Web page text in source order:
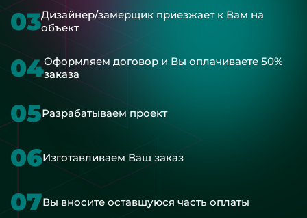
03Дизайнер/замерщик приезжает к Вам на
объект
04Оформляем договор и Вы оплачиваете 50%
заказа
05Разрабатываем проект
06Изготавливаем Ваш заказ
07Вы вносите оставшуюся часть оплаты